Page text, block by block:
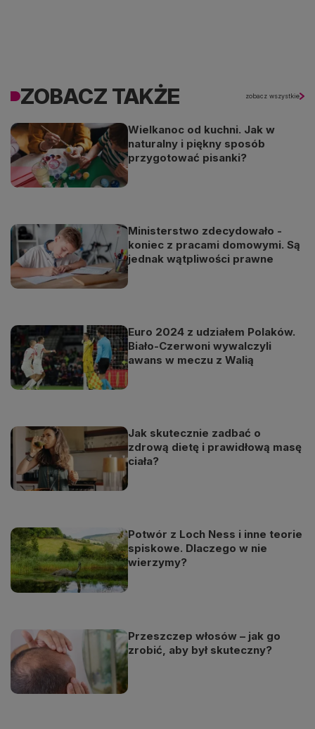
ZOBACZ TAKŻE zobacz wszystkie
Wielkanoc od kuchni. Jak w
naturalny i piękny sposób
przygotować pisanki?
Ministerstwo zdecydowało -
koniec z pracami domowymi. Są
jednak wątpliwości prawne
Euro 2024 z udziałem Polaków.
Biało-Czerwoni wywalczyli
awans w meczu z Walią
Jak skutecznie zadbać o
zdrową dietę i prawidłową masę
ciała?
Potwór z Loch Ness i inne teorie
spiskowe. Dlaczego w nie
wierzymy?
Przeszczep włosów – jak go
zrobić, aby był skuteczny?
Odtwarzacz
jest